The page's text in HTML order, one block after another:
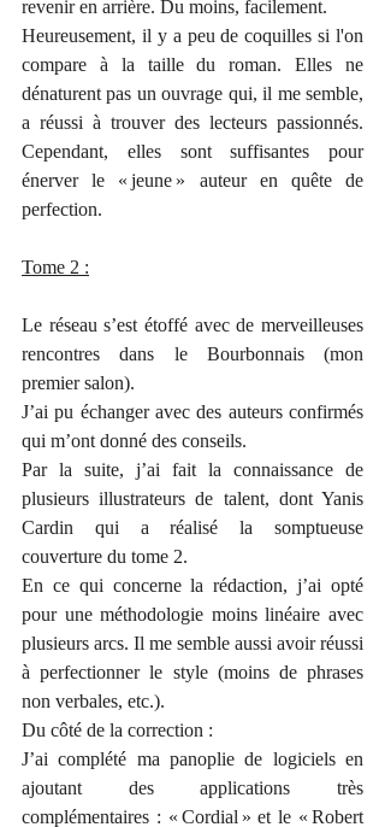
revenir en arrière. Du moins, facilement.
Heureusement, il y a peu de coquilles si l'on
compare à la taille du roman. Elles ne
dénaturent pas un ouvrage qui, il me semble,
a réussi à trouver des lecteurs passionnés.
Cependant, elles sont suffisantes pour
énerver le « jeune » auteur en quête de
perfection.
Tome 2 :
Le réseau s’est étoffé avec de merveilleuses
rencontres dans le Bourbonnais (mon
premier salon).
J’ai pu échanger avec des auteurs confirmés
qui m’ont donné des conseils.
Par la suite, j’ai fait la connaissance de
plusieurs illustrateurs de talent, dont Yanis
Cardin qui a réalisé la somptueuse
couverture du tome 2.
En ce qui concerne la rédaction, j’ai opté
pour une méthodologie moins linéaire avec
plusieurs arcs. Il me semble aussi avoir réussi
à perfectionner le style (moins de phrases
non verbales, etc.).
Du côté de la correction :
J’ai complété ma panoplie de logiciels en
ajoutant des applications très
complémentaires : « Cordial » et le « Robert